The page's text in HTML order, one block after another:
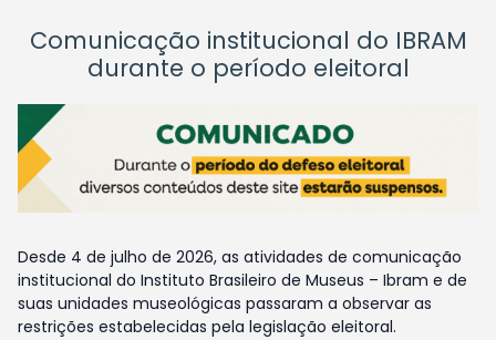
Comunicação institucional do IBRAM
durante o período eleitoral
Desde 4 de julho de 2026, as atividades de comunicação
institucional do Instituto Brasileiro de Museus – Ibram e de
suas unidades museológicas passaram a observar as
restrições estabelecidas pela legislação eleitoral.